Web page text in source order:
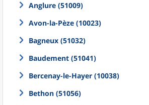
Anglure (51009)
Avon-la-Pèze (10023)
Bagneux (51032)
Baudement (51041)
Bercenay-le-Hayer (10038)
Bethon (51056)